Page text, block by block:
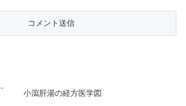
小瀉肝湯の経方医学図